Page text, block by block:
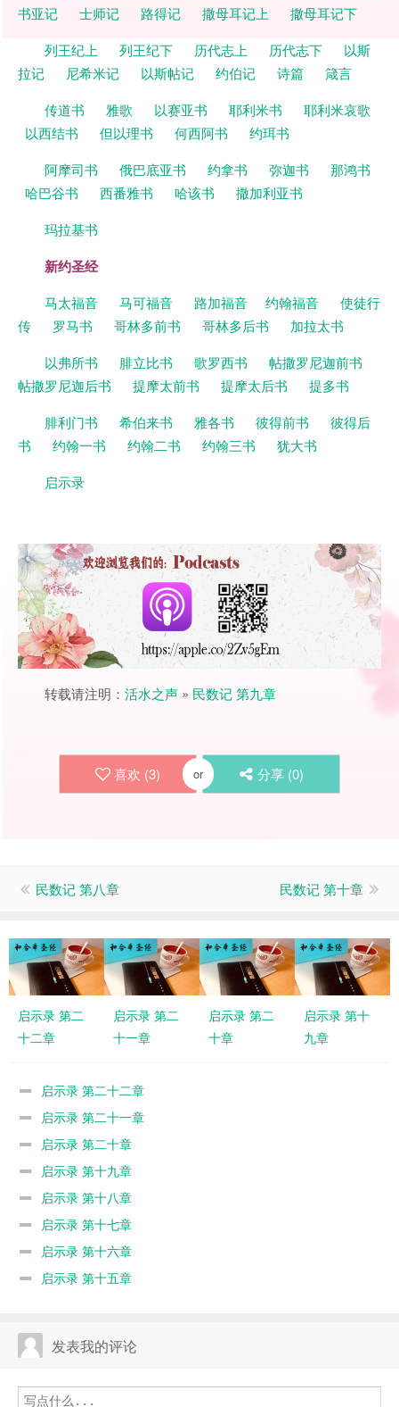
书亚记
士师记 路得记 撒母耳记上
撒母耳记下
列王纪上
列王纪下 历代志上 历代志下
以斯
拉记
尼希米记 以斯帖记 约伯记 诗篇
箴言
传道书
雅歌 以赛亚书 耶利米书
耶利米哀歌
以西结书
但以理书 何西阿书
约珥书
阿摩司书
俄巴底亚书 约拿书 弥迦书
那鸿书
哈巴谷书
西番雅书 哈该书
撒加利亚书
玛拉基书
新约圣经
马太福音 马可福音 路加福音 约翰福音
使徒行
传
罗马书 哥林多前书 哥林多后书
加拉太书
以弗所书
腓立比书 歌罗西书
帖撒罗尼迦前书
帖撒罗尼迦后书
提摩太前书 提摩太后书
提多书
腓利门书
希伯来书 雅各书 彼得前书
彼得后
书
约翰一书 约翰二书 约翰三书
犹大书
启示录
转载请注明： 活水之声 » 民数记 第九章
喜欢 (3) or 分享 (0)
民数记 第八章 民数记 第十章
启示录 第二
十二章
启示录 第二
十一章
启示录 第二
十章
启示录 第十
九章
启示录 第二十二章
启示录 第二十一章
启示录 第二十章
启示录 第十九章
启示录 第十八章
启示录 第十七章
启示录 第十六章
启示录 第十五章
发表我的评论